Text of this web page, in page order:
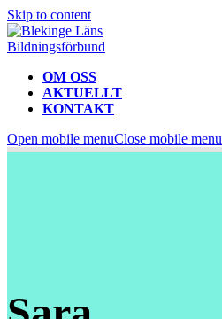
Skip to content
OM OSS
AKTUELLT
KONTAKT
Open mobile menuClose mobile menu